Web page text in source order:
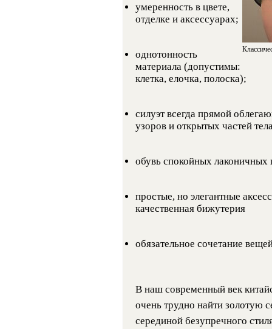
умеренность в цвете,
отделке и аксессуарах;
однотонность
материала (допустимы:
клетка, елочка, полоска);
силуэт всегда прямой
узоров и открытых частей
обувь спокойных лаконичных
простые, но элегантные
качественная бижутерия
обязательное сочетание
В наш современный век
очень трудно найти золотую
серединой безупречного